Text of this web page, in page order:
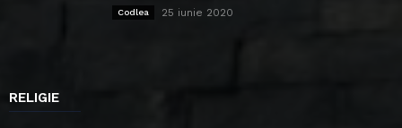
Codlea 25 iunie 2020
RELIGIE